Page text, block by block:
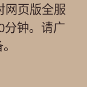
网页版全服
分钟。请广